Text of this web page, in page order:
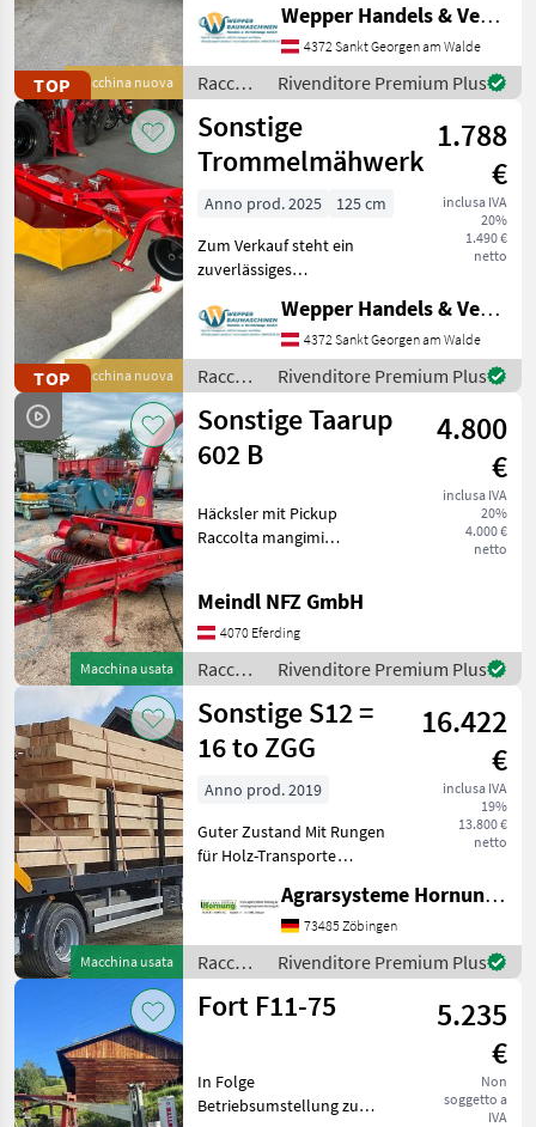
TOP Macchina nuova
Informationen: -
Arbeitsbreite: 135 cm -
Gewicht: 280 kg -
Leistungsbedarf: Ab 18 PS
bis ca
Wepper Handels & Vermietungs GmbH
4372 Sankt Georgen am Walde
Raccolta
mangimi
/
Sonstige
Rivenditore Premium Plus
TOP Macchina nuova
Sonstige
Trommelmähwerk
1.788
€
inclusa IVA
20%
1.490 €
netto
Anno prod. 2025
125 cm
Zum Verkauf steht ein
zuverlässiges
Marke Wirax mit einer
kompakten Arbeitsbreite
von 1, 25 m. Dieses Modell
eignet sich hervorragend
für Besitze
Wepper Handels & Vermietungs GmbH
4372 Sankt Georgen am Walde
Raccolta
mangimi
/
Sonstige
Rivenditore Premium Plus
Macchina usata
Sonstige Taarup
602 B
4.800
€
inclusa IVA
20%
4.000 €
netto
Häcksler mit Pickup
Raccolta mangimi
Meindl NFZ GmbH
4070 Eferding
Raccolta
mangimi
/
Sonstige
Rivenditore Premium Plus
Macchina usata
Sonstige S12 =
16 to ZGG
16.422
€
inclusa IVA
19%
13.800 €
netto
Anno prod. 2019
Guter Zustand Mit Rungen
für Holz-Transporte
einfach melden Thomas
0171 80 89 838 Raccolta
mangimi Rimorchi per balle
Agrarsysteme Hornung GmbH & Co. KG
73485 Zöbingen
Raccolta
mangimi
/
Rivenditore Premium Plus
Fort F11-75
5.235
€
Non
soggetto a
IVA
In Folge
Betriebsumstellung zu